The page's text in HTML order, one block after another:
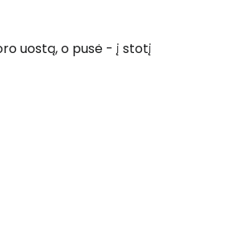
uostą, o pusė - į stotį